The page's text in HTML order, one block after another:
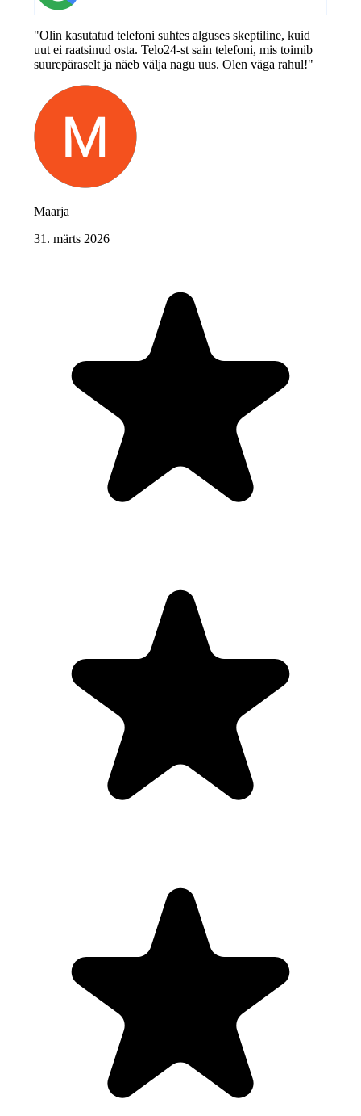
"Olin kasutatud telefoni suhtes alguses skeptiline, kuid
uut ei raatsinud osta. Telo24-st sain telefoni, mis toimib
suurepäraselt ja näeb välja nagu uus. Olen väga rahul!"
Maarja
31. märts 2026